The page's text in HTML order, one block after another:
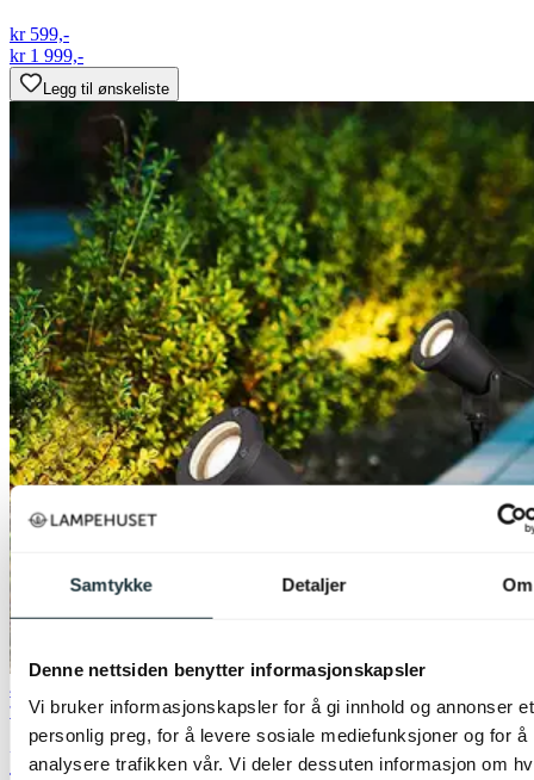
Samtykke Detaljer Om
Denne nettsiden benytter informasjonskapsler
Vi bruker informasjonskapsler for å gi innhold og annonser et
personlig preg, for å levere sosiale mediefunksjoner og for å
analysere trafikken vår. Vi deler dessuten informasjon om
kr 599,-
kr 1 999,-
Legg til ønskeliste
40% ved kjøp av 2 eller flere
Trio Lighting
Ubangi utelampe spot IP65 3pk. grå